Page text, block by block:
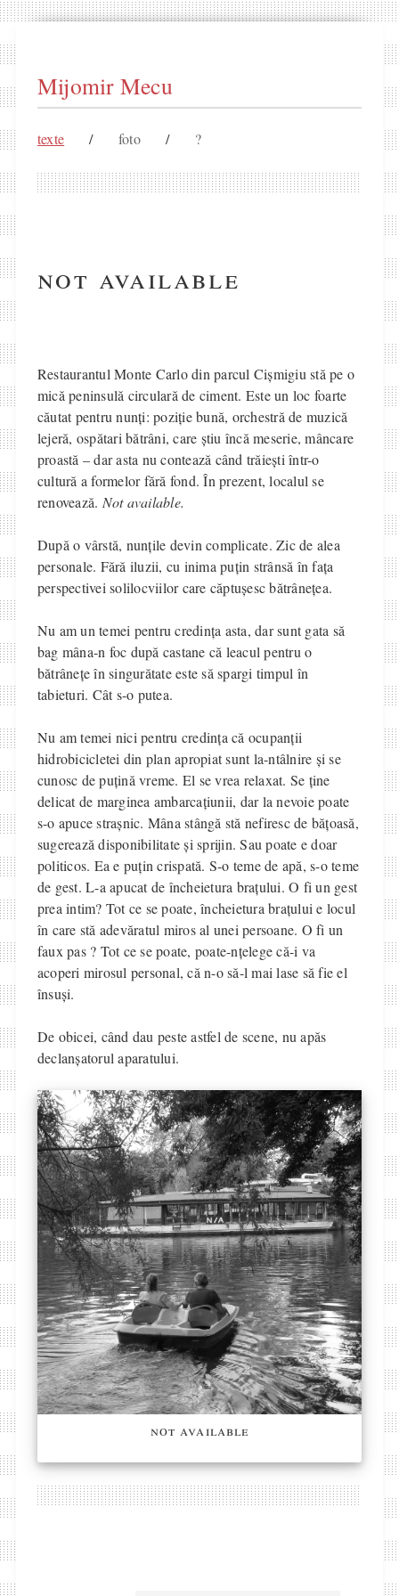
Mijomir Mecu
texte / foto / ?
not available
Restaurantul Monte Carlo din parcul Cișmigiu stă pe o
mică peninsulă circulară de ciment. Este un loc foarte
căutat pentru nunți: poziție bună, orchestră de muzică
lejeră, ospătari bătrâni, care știu încă meserie, mâncare
proastă – dar asta nu contează când trăiești într-o
cultură a formelor fără fond. În prezent, localul se
renovează. Not available.
După o vârstă, nunțile devin complicate. Zic de alea
personale. Fără iluzii, cu inima puțin strânsă în fața
perspectivei solilocviilor care căptușesc bătrânețea.
Nu am un temei pentru credința asta, dar sunt gata să
bag mâna-n foc după castane că leacul pentru o
bătrânețe în singurătate este să spargi timpul în
tabieturi. Cât s-o putea.
Nu am temei nici pentru credința că ocupanții
hidrobicicletei din plan apropiat sunt la-ntâlnire și se
cunosc de puțină vreme. El se vrea relaxat. Se ține
delicat de marginea ambarcațiunii, dar la nevoie poate
s-o apuce strașnic. Mâna stângă stă nefiresc de bățoasă,
sugerează disponibilitate și sprijin. Sau poate e doar
politicos. Ea e puțin crispată. S-o teme de apă, s-o teme
de gest. L-a apucat de încheietura brațului. O fi un gest
prea intim? Tot ce se poate, încheietura brațului e locul
în care stă adevăratul miros al unei persoane. O fi un
faux pas ? Tot ce se poate, poate-nțelege că-i va
acoperi mirosul personal, că n-o să-l mai lase să fie el
însuși.
De obicei, când dau peste astfel de scene, nu apăs
declanșatorul aparatului.
not available